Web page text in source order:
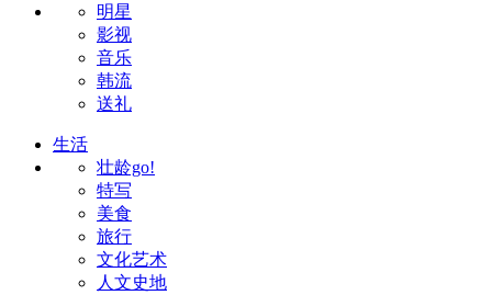
明星
影视
音乐
韩流
送礼
生活
壮龄go!
特写
美食
旅行
文化艺术
人文史地